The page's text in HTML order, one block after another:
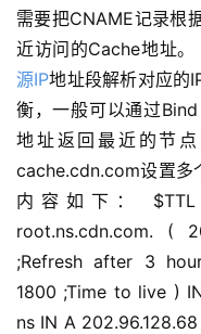
需要把CNAME记录根
近访问的Cache地址
源IP地址段解析对应的
衡，一般可以通过
地址返回最近的节
cache.cdn.com设置
内容如下： $TTL
root.ns.cdn.com. (
;Refresh after 3
1800 ;Time to live )
ns IN A